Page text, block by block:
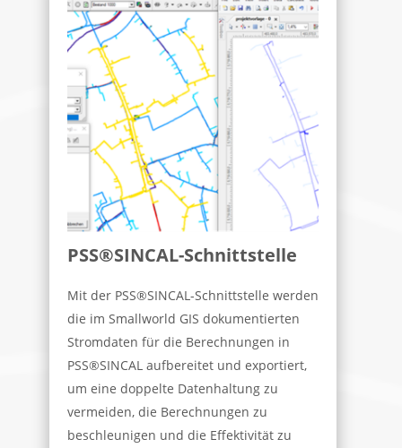
PSS®SINCAL-Schnittstelle
Mit der PSS®SINCAL-Schnittstelle werden
die im Smallworld GIS dokumentierten
Stromdaten für die Berechnungen in
PSS®SINCAL aufbereitet und exportiert,
um eine doppelte Datenhaltung zu
vermeiden, die Berechnungen zu
beschleunigen und die Effektivität zu